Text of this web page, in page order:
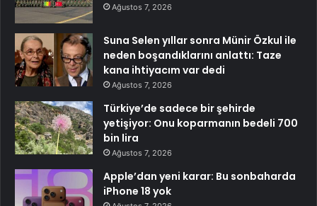
Ağustos 7, 2026
Suna Selen yıllar sonra Münir Özkul ile
neden boşandıklarını anlattı: Taze
kana ihtiyacım var dedi
Ağustos 7, 2026
Türkiye’de sadece bir şehirde
yetişiyor: Onu koparmanın bedeli 700
bin lira
Ağustos 7, 2026
Apple’dan yeni karar: Bu sonbaharda
iPhone 18 yok